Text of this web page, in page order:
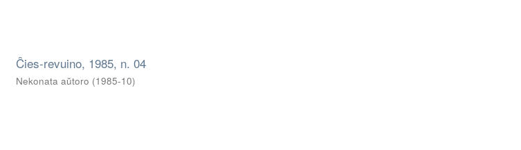
Ĉies-revuino, 1985, n. 04
Nekonata aŭtoro (1985-10)